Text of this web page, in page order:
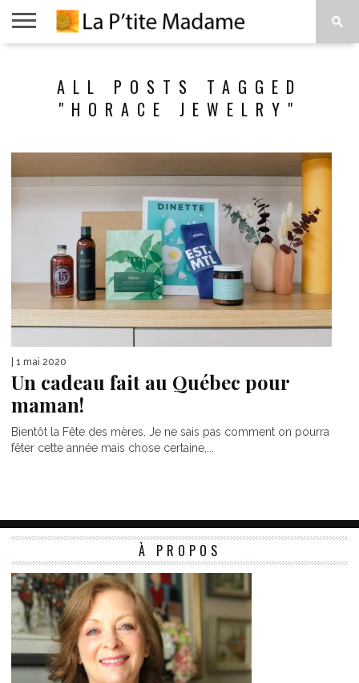
VIVRE
PROPOSALL POSTS TAGGED
"HORACE JEWELRY"
| 1 mai 2020
Un cadeau fait au Québec pour
maman!
Bientôt la Fête des mères. Je ne sais pas comment on pourra
fêter cette année mais chose certaine,...
À PROPOS